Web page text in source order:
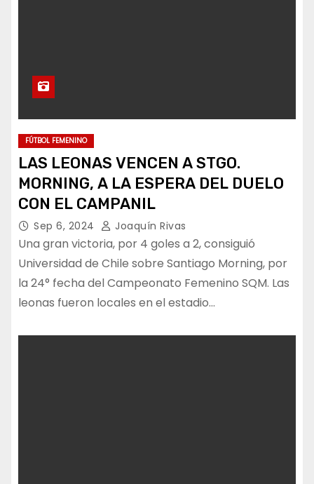
FÚTBOL FEMENINO
LAS LEONAS VENCEN A STGO.
MORNING, A LA ESPERA DEL DUELO
CON EL CAMPANIL
Sep 6, 2024 Joaquín Rivas
Una gran victoria, por 4 goles a 2, consiguió
Universidad de Chile sobre Santiago Morning, por
la 24° fecha del Campeonato Femenino SQM. Las
leonas fueron locales en el estadio…